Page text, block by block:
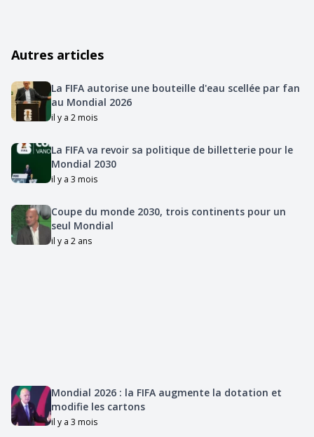
Autres articles
La FIFA autorise une bouteille d'eau scellée par fan
au Mondial 2026
il y a 2 mois
La FIFA va revoir sa politique de billetterie pour le
Mondial 2030
il y a 3 mois
Coupe du monde 2030, trois continents pour un
seul Mondial
il y a 2 ans
Mondial 2026 : la FIFA augmente la dotation et
modifie les cartons
il y a 3 mois